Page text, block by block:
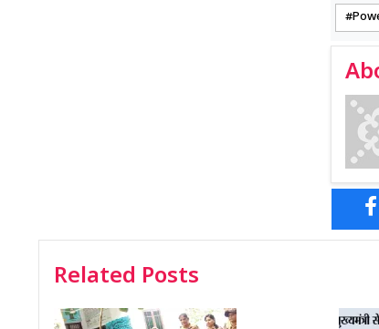
Related Posts